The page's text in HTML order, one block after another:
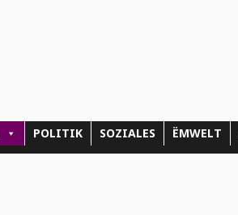
POLITIK SOZIALES ËMWELT